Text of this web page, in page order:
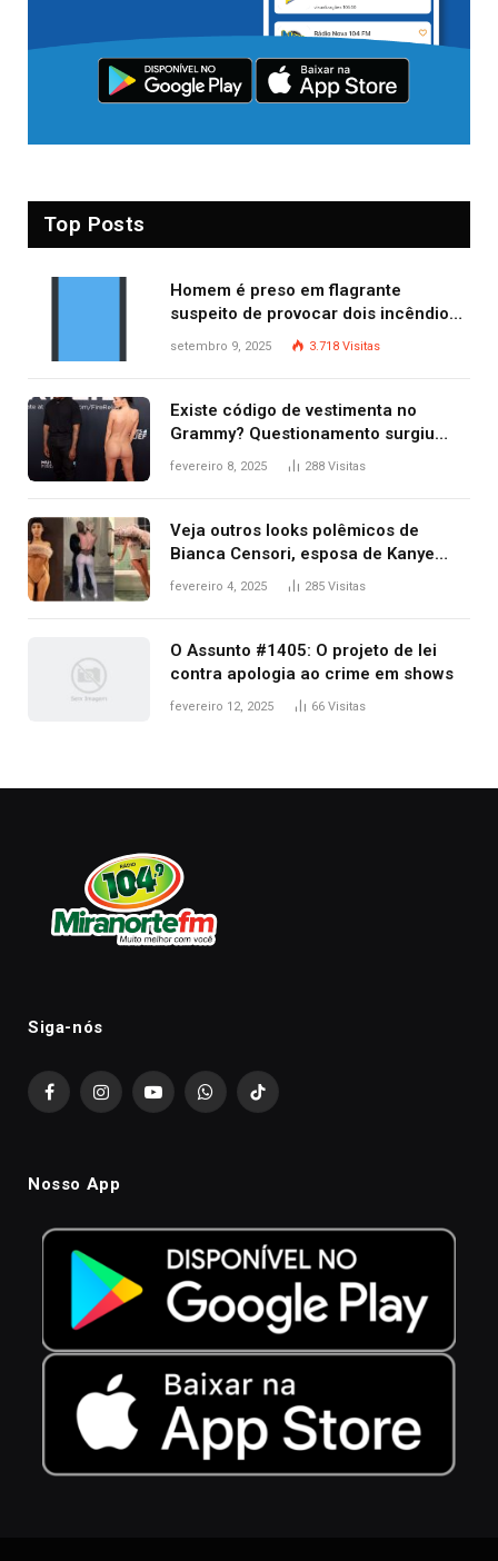
Top Posts
Homem é preso em flagrante
suspeito de provocar dois incêndios
criminosos no mesmo dia
setembro 9, 2025 3.718 Visitas
Existe código de vestimenta no
Grammy? Questionamento surgiu
após Bianca Censori, mulher de
fevereiro 8, 2025 288 Visitas
Veja outros looks polêmicos de
Bianca Censori, esposa de Kanye
West que apareceu nua no Grammy
fevereiro 4, 2025 285 Visitas
O Assunto #1405: O projeto de lei
contra apologia ao crime em shows
fevereiro 12, 2025 66 Visitas
Siga-nós
FacebookInstagramYouTubeWhatsAppTikTok
Nosso App